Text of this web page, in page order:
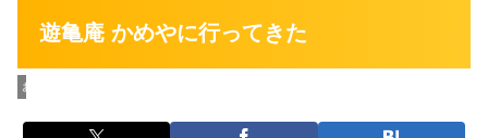
遊亀庵 かめやに行ってきた
お店紹介